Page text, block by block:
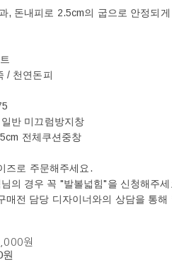
, 돈내피로 2.5cm의 굽으로 안정되
/ 천연돈피
반 미끄럼방지창
전체쿠션중창
즈로 주문해주세요.
의 경우 꼭 "발볼넓힘"을 신청해주
매전 담당 디자이너와의 상담을 통
원